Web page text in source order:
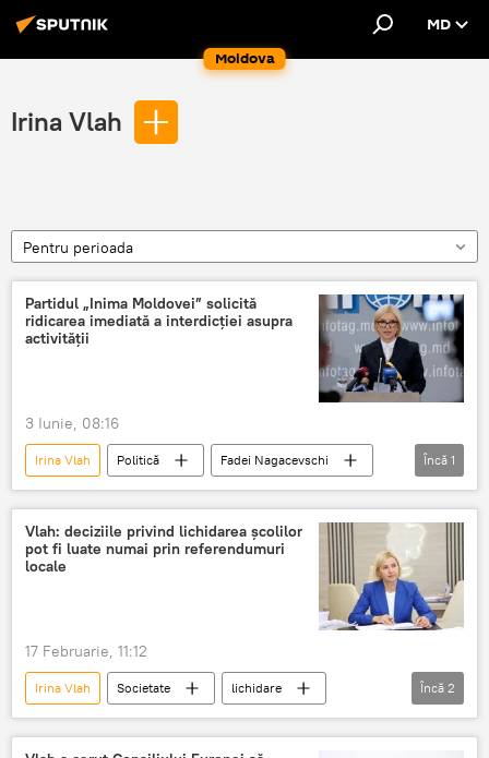
Moldova
MD
Irina Vlah
Pentru perioada
Partidul „Inima Moldovei” solicită
ridicarea imediată a interdicției asupra
activității
3 Iunie, 08:16
Irina Vlah Politică
Fadei Nagacevschi
Partidul „Inima Moldovei”
Încă 1
Vlah: deciziile privind lichidarea școlilor
pot fi luate numai prin referendumuri
locale
17 Februarie, 11:12
Irina Vlah Societate
lichidare
închiderea școlilor
școli
Încă 2